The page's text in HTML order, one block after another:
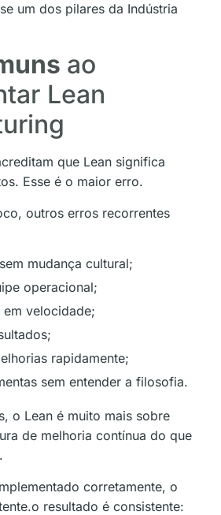
um dos pilares da Indústria
ao
Lean
que Lean significa
Esse é o maior erro.
outros erros recorrentes
mudança cultural;
operacional;
velocidade;
rapidamente;
sem entender a filosofia.
o Lean é muito mais sobre
de melhoria contínua do que
corretamente, o
resultado é consistente: